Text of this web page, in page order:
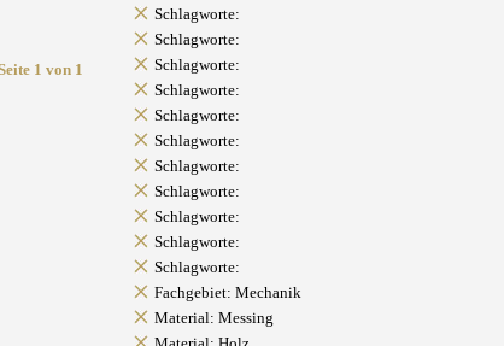
1 von 1
Schlagworte:
Schlagworte:
Schlagworte:
Schlagworte:
Schlagworte:
Schlagworte:
Schlagworte:
Schlagworte:
Schlagworte:
Schlagworte:
Schlagworte:
Fachgebiet: Mechanik
Material: Messing